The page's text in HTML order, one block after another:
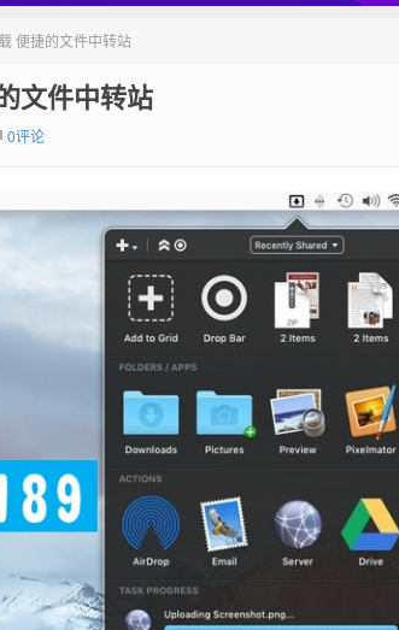
便捷的文件中转站
文件中转站
0评论